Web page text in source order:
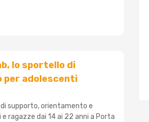
lo sportello di
adolescenti
supporto, orientamento e
ragazze dai 14 ai 22 anni a Porta